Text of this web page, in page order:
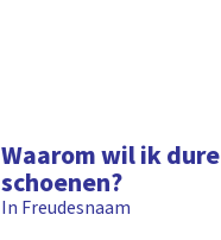
Waarom wil ik dure
schoenen?
In Freudesnaam